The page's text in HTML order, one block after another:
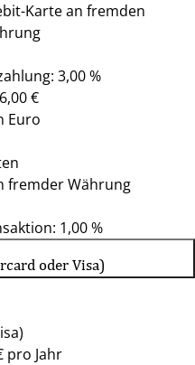
Karte an fremden
3,00 %
€
Euro
fremder Währung
1,00 %
oder Visa)
pro Jahr